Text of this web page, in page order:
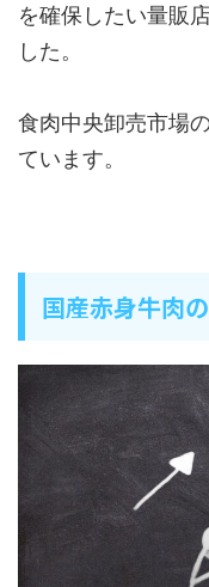
を確保したい量販
した。
食肉中央卸売市場
ています。
国産赤身牛肉